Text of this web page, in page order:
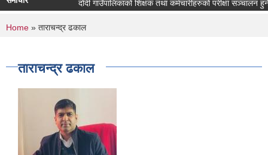
दोर्दी गाउँपालिकाको शिक्षक तथा कर्मचारीहरुको परीक्षा सञ्चालन
You are here
Home » ताराचन्द्र ढकाल
ताराचन्द्र ढकाल